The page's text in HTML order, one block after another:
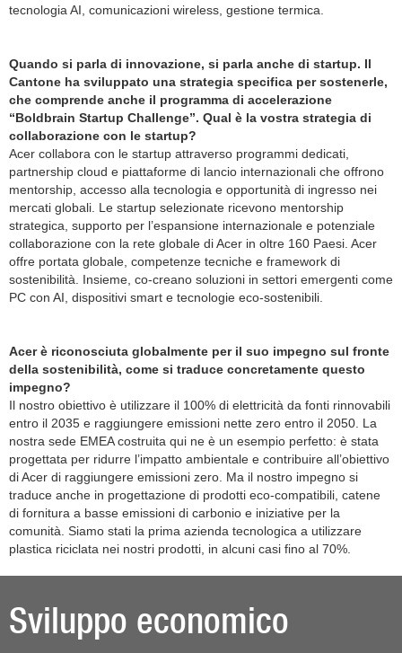
tecnologia AI, comunicazioni wireless, gestione termica.
Quando si parla di innovazione, si parla anche di startup. Il
Cantone ha sviluppato una strategia specifica per sostenerle,
che comprende anche il programma di accelerazione
“Boldbrain Startup Challenge”. Qual è la vostra strategia di
collaborazione con le startup?
Acer collabora con le startup attraverso programmi dedicati,
partnership cloud e piattaforme di lancio internazionali che offrono
mentorship, accesso alla tecnologia e opportunità di ingresso nei
mercati globali. Le startup selezionate ricevono mentorship
strategica, supporto per l’espansione internazionale e potenziale
collaborazione con la rete globale di Acer in oltre 160 Paesi. Acer
offre portata globale, competenze tecniche e framework di
sostenibilità. Insieme, co-creano soluzioni in settori emergenti come
PC con AI, dispositivi smart e tecnologie eco-sostenibili.
Acer è riconosciuta globalmente per il suo impegno sul fronte
della sostenibilità, come si traduce concretamente questo
impegno?
Il nostro obiettivo è utilizzare il 100% di elettricità da fonti rinnovabili
entro il 2035 e raggiungere emissioni nette zero entro il 2050. La
nostra sede EMEA costruita qui ne è un esempio perfetto: è stata
progettata per ridurre l’impatto ambientale e contribuire all’obiettivo
di Acer di raggiungere emissioni zero. Ma il nostro impegno si
traduce anche in progettazione di prodotti eco-compatibili, catene
di fornitura a basse emissioni di carbonio e iniziative per la
comunità. Siamo stati la prima azienda tecnologica a utilizzare
plastica riciclata nei nostri prodotti, in alcuni casi fino al 70%.
Sviluppo economico